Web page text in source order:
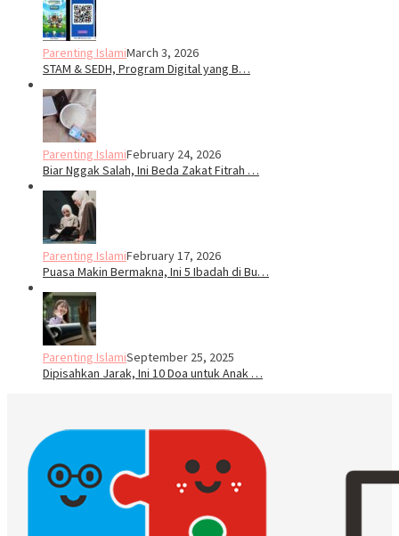
Parenting IslamiMarch 3, 2026
STAM & SEDH, Program Digital yang B…
Parenting IslamiFebruary 24, 2026
Biar Nggak Salah, Ini Beda Zakat Fitrah …
Parenting IslamiFebruary 17, 2026
Puasa Makin Bermakna, Ini 5 Ibadah di Bu…
Parenting IslamiSeptember 25, 2025
Dipisahkan Jarak, Ini 10 Doa untuk Anak …